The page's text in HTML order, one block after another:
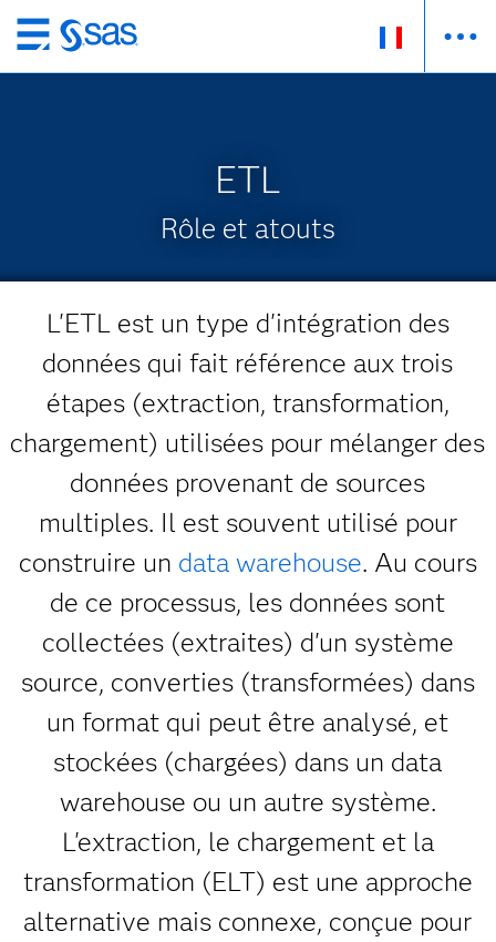
Passer
au
ETL
Rôle et atouts
L'ETL est un type d'intégration des
données qui fait référence aux trois
étapes (extraction, transformation,
chargement) utilisées pour mélanger des
données provenant de sources
multiples. Il est souvent utilisé pour
construire un data warehouse. Au cours
de ce processus, les données sont
collectées (extraites) d'un système
source, converties (transformées) dans
un format qui peut être analysé, et
stockées (chargées) dans un data
warehouse ou un autre système.
L'extraction, le chargement et la
transformation (ELT) est une approche
alternative mais connexe, conçue pour